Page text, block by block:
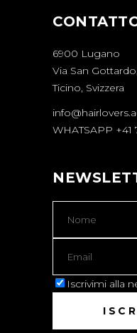
6900 Lugano
Via San
Ticino, Svizzera
WHATSAPP +41
Iscrivimi alla